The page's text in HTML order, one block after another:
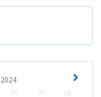
Dv Ds
Dg